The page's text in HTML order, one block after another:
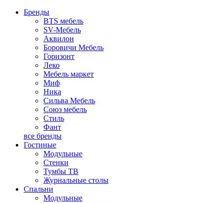
Бренды
BTS мебель
SV-Мебель
Аквилон
Боровичи Мебель
Горизонт
Леко
Мебель маркет
Миф
Ника
Сильва Мебель
Союз мебель
Стиль
Фант
все бренды
Гостиные
Модульные
Стенки
Тумбы ТВ
Журнальные столы
Спальни
Модульные